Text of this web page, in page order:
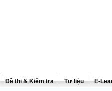
Đề thi & Kiểm tra Tư liệu E-